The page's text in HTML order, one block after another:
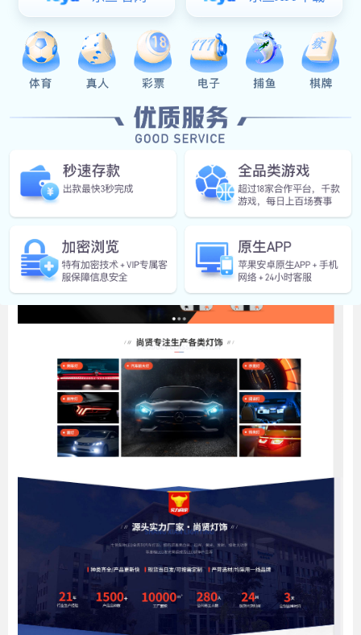
东莞市桥头尚贤灯饰厂成立于2006年，是一家集研发、生
产、销售LED汽车灯系列产品为一体的专业生产厂家，工
厂拥有2000平方米标准厂房，采用日本高精密KaiJo全自
全，产品更新快，拥有一批从事LED行业多年的老员工和
工程技术人员。卓越的品质赢来了良好的信誉，如今xk星
空体育 的产品已遍及欧美、东南亚等十几个国家和地区。
欢迎新老客户来电来厂洽谈业务。